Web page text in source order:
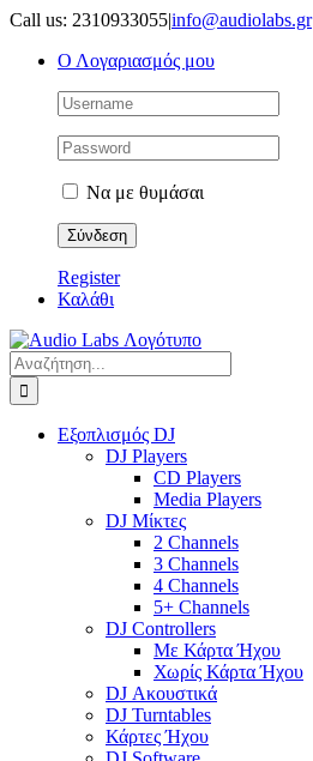
Μετάβαση
περιεχόμενο
Call us: 2310933055|info@audiolabs.gr
Ο Λογαριασμός μου
Να με θυμάσαι
Register
Καλάθι
Αναζήτηση
για:
Εξοπλισμός DJ
DJ Players
CD Players
Media Players
DJ Μίκτες
2 Channels
3 Channels
4 Channels
5+ Channels
DJ Controllers
Με Κάρτα Ήχου
Χωρίς Κάρτα Ήχου
DJ Ακουστικά
DJ Turntables
Κάρτες Ήχου